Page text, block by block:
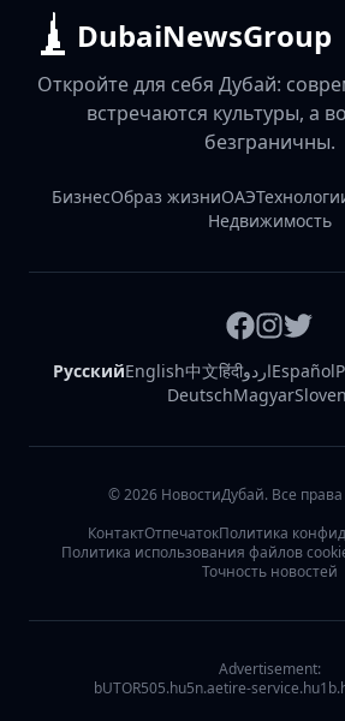
DubaiNewsGroup
Откройте для себя Дубай:
встречаются культуры, а
безграничны.
БизнесОбраз жизниОАЭ
Недвижимость
РусскийEnglish中文हिंदीاردوEspañol
DeutschMagyar
©2026 НовостиДубай. Все
КонтактОтпечатокПолитика
Политика использования файлов
Точность новостей
Advertisement:
bUTOR505.hu5n.aetire-service.hu